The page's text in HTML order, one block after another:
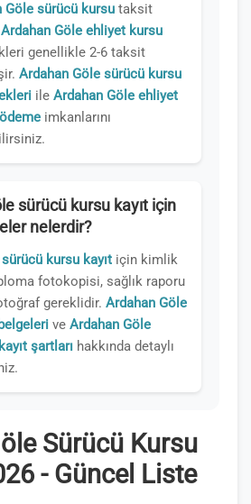
Göle sürücü kursu taksit
Ardahan Göle ehliyet kursu
genellikle 2-6 taksit
Ardahan Göle sürücü kursu
ile Ardahan Göle ehliyet
imkanlarını
sürücü kursu kayıt için
nelerdir?
kursu kayıt için kimlik
fotokopisi, sağlık raporu
gereklidir. Ardahan Göle
ve Ardahan Göle
şartları hakkında detaylı
Sürücü Kursu
- Güncel Liste